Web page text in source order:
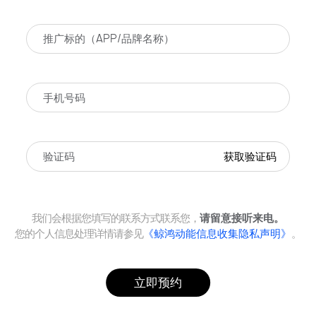
获取验证码
我们会根据您填写的联系方式联系您， 请留意接听来电。
您的个人信息处理详情请参见《鲸鸿动能信息收集隐私声明》 。
立即预约